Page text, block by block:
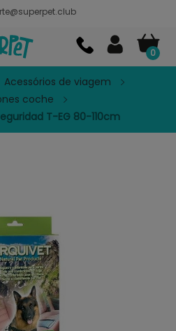
0
Acessórios de viagem
coche
T-EG 80-110cm
para mascotas
Google Play